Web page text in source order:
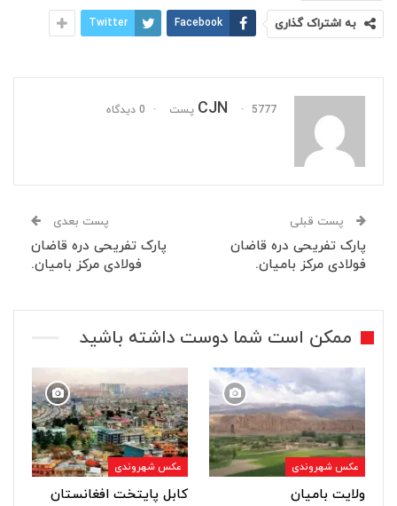
به اشتراک گذاری Facebook
Twitter
CJN 5777 پست 0 دیدگاه
پست قبلی
پارک تفریحی دره قاضان
فولادی مرکز بامیان.
پست بعدی
پارک تفریحی دره قاضان
فولادی مرکز بامیان.
ممکن است شما دوست داشته باشید
عکس شهروندی
ولایت بامیان
عکس شهروندی
کابل پایتخت افغانستان